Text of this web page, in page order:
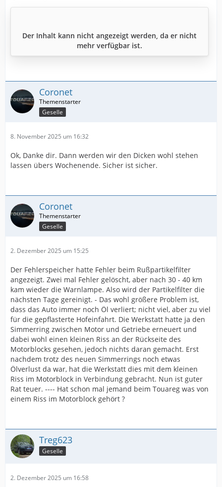
Der Inhalt kann nicht angezeigt werden, da er nicht
mehr verfügbar ist.
Coronet
Geselle
8. November 2025 um 16:32
Ok, Danke dir. Dann werden wir den Dicken wohl stehen
lassen übers Wochenende. Sicher ist sicher.
Coronet
Geselle
2. Dezember 2025 um 15:25
Der Fehlerspeicher hatte Fehler beim Rußpartikelfilter
angezeigt. Zwei mal Fehler gelöscht, aber nach 30 - 40 km
kam wieder die Warnlampe. Also wird der Partikelfilter die
nächsten Tage gereinigt. - Das wohl größere Problem ist,
dass das Auto immer noch Öl verliert; nicht viel, aber zu viel
für die gepflasterte Hofeinfahrt. Die Werkstatt hatte ja den
Simmerring zwischen Motor und Getriebe erneuert und
dabei wohl einen kleinen Riss an der Rückseite des
Motorblocks gesehen, jedoch nichts daran gemacht. Erst
nachdem trotz des neuen Simmerrings noch etwas
Ölverlust da war, hat die Werkstatt dies mit dem kleinen
Riss im Motorblock in Verbindung gebracht. Nun ist guter
Rat teuer. ---- Hat schon mal jemand beim Touareg was von
einem Riss im Motorblock gehört ?
Treg623
Geselle
2. Dezember 2025 um 16:58